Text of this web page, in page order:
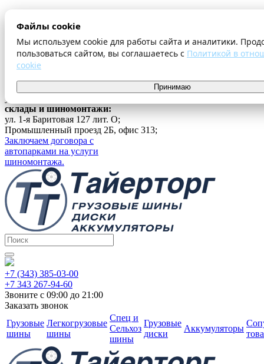
Файлы cookie
Мы используем cookie для работы сайта и аналитики.
пользоваться сайтом, вы соглашаетесь с Политикой в
cookie
Принимаю
Оплата и доставка
Шиномонтаж
Контакты
...
ул. Ферганская 16, офис 209;
склады и шиномонтажи:
ул. 1-я Баритовая 127 лит. О;
Промышленный проезд 2Б, офис 313;
Заключаем договора с
автопарками на услуги
шиномонтажа.
+7 (343) 385-03-00
+7 343 267-94-60
Звоните с 09:00 до 21:00
Заказать звонок
Грузовые
шины
Легкогрузовые
шины
Спец и
Сельхоз
шины
Грузовые
диски
Аккумуляторы